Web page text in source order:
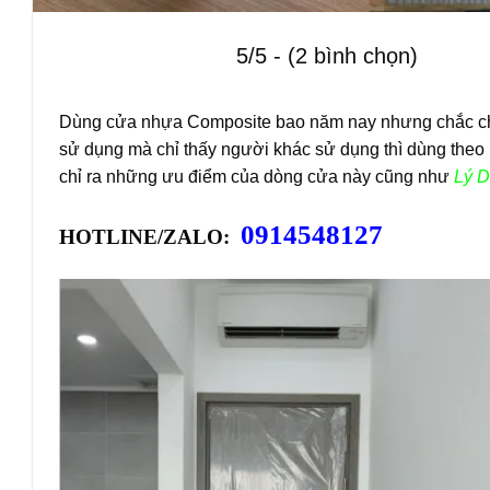
5/5 - (2 bình chọn)
Dùng cửa nhựa Composite bao năm nay nhưng chắc
sử dụng mà chỉ thấy người khác sử dụng thì dùng
chỉ ra những ưu điểm của dòng cửa này cũng như Lý
HOTLINE/ZALO: 0914548127